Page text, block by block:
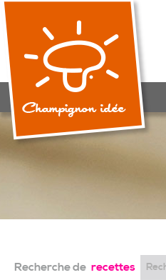
Recherche de recettes